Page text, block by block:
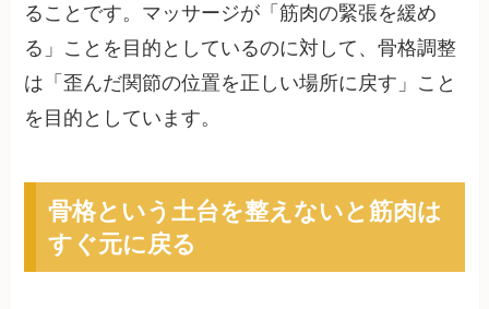
ることです。マッサージが「筋肉の緊張を緩め
る」ことを目的としているのに対して、骨格調整
は「歪んだ関節の位置を正しい場所に戻す」こと
を目的としています。
骨格という土台を整えないと筋肉は
すぐ元に戻る